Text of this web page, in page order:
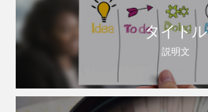
タイトル
説明文